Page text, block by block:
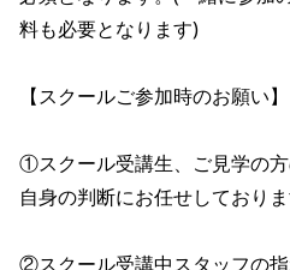
料も必要となります)
【スクールご参加時のお願い】
①スクール受講生、ご見学の
自身の判断にお任せしておりま
②スクール受講中スタッフの